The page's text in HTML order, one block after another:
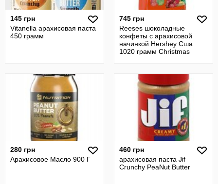
145 грн
Vitanella арахисовая паста
450 грамм
745 грн
Reeses шоколадные
конфеты с арахисовой
начинкой Hershey Сша
1020 грамм Christmas
280 грн
Арахисовое Масло 900 Г
460 грн
арахисовая паста Jif
Crunchy PeaNut Butter